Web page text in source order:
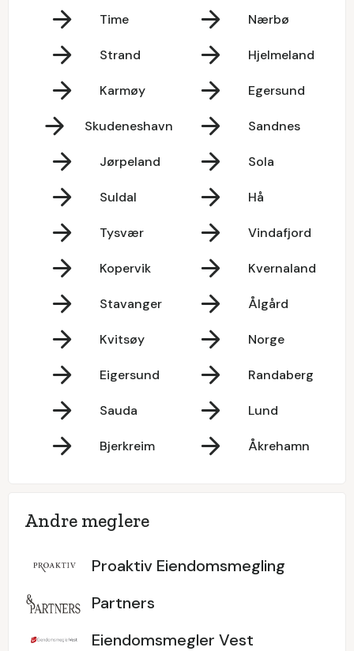
Time Nærbø
Strand Hjelmeland
Karmøy Egersund
Skudeneshavn Sandnes
Jørpeland Sola
Suldal Hå
Tysvær Vindafjord
Kopervik Kvernaland
Stavanger Ålgård
Kvitsøy Norge
Eigersund Randaberg
Sauda Lund
Bjerkreim Åkrehamn
Andre meglere
Proaktiv Eiendomsmegling
Partners
Eiendomsmegler Vest